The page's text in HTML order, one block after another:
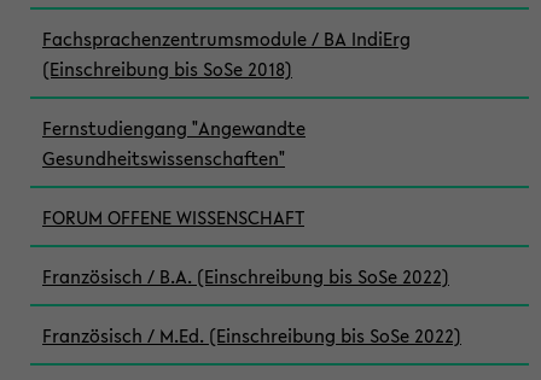
Fachsprachenzentrumsmodule / BA IndiErg
(Einschreibung bis SoSe 2018)
Fernstudiengang "Angewandte
Gesundheitswissenschaften"
FORUM OFFENE WISSENSCHAFT
Französisch / B.A. (Einschreibung bis SoSe 2022)
Französisch / M.Ed. (Einschreibung bis SoSe 2022)